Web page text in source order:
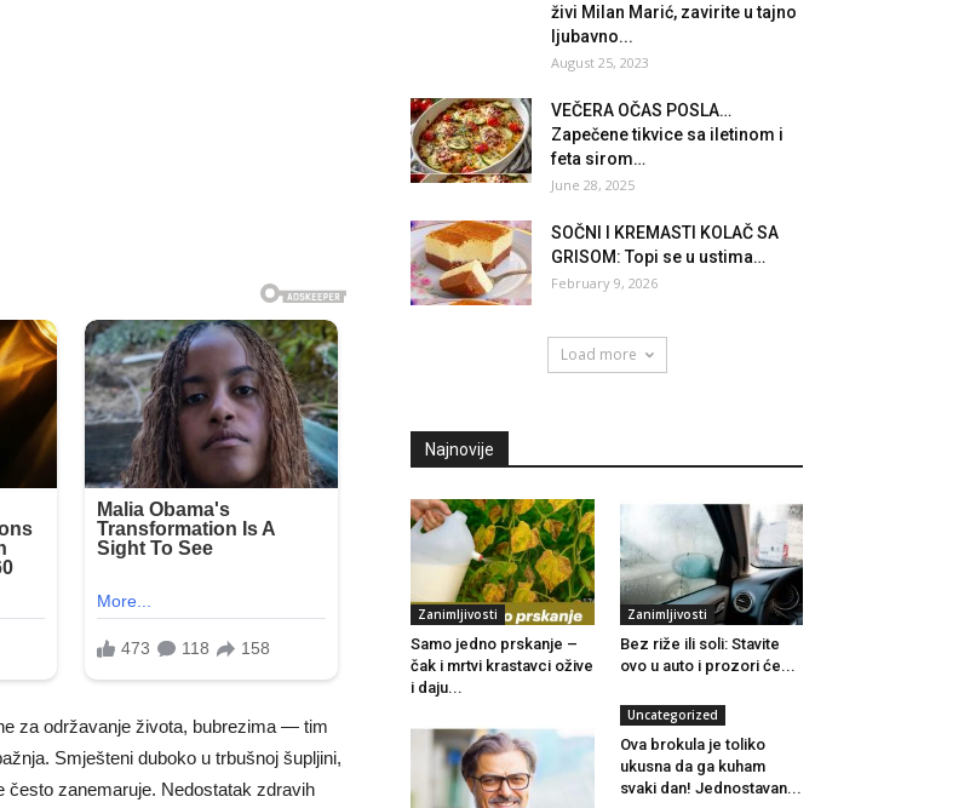
za održavanje života, bubrezima — tim
Smješteni duboko u trbušnoj šupljini,
često zanemaruje. Nedostatak zdravih
živi Milan Marić, zavirite u tajno
ljubavno...
August 25, 2023
VEČERA OČAS POSLA…
Zapečene tikvice sa iletinom i
feta sirom…
June 28, 2025
SOČNI I KREMASTI KOLAČ SA
GRISOM: Topi se u ustima…
February 9, 2026
Load more
Najnovije
Zanimljivosti
Samo jedno prskanje –
čak i mrtvi krastavci ožive
i daju...
Zanimljivosti
Bez riže ili soli: Stavite
ovo u auto i prozori će...
Uncategorized
Ova brokula je toliko
ukusna da ga kuham
svaki dan! Jednostavan...